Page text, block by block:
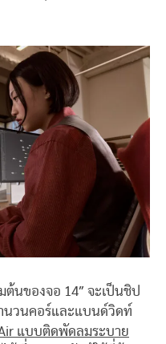
ต้นของจอ 14″ จะเป็นชิป
นวนคอร์และแบนด์วิดท์
Air แบบติดพัดลมระบาย